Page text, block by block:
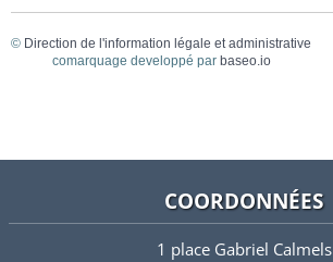
© Direction de l'information légale et administrative
comarquage developpé par baseo.io
COORDONNÉES
1 place Gabriel Calmels